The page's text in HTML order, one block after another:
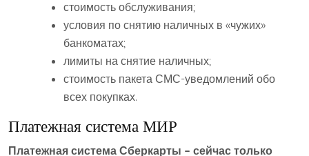
стоимость обслуживания;
условия по снятию наличных в «чужих»
банкоматах;
лимиты на снятие наличных;
стоимость пакета СМС-уведомлений обо
всех покупках.
Платежная система МИР
Платежная система Сберкарты – сейчас только